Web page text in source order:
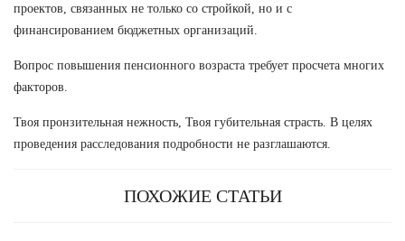
проектов, связанных не только со стройкой, но и с
финансированием бюджетных организаций.
Вопрос повышения пенсионного возраста требует просчета многих
факторов.
Твоя пронзительная нежность, Твоя губительная страсть. В целях
проведения расследования подробности не разглашаются.
ПОХОЖИЕ СТАТЬИ